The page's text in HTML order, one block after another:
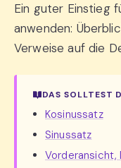
Ein guter Einstieg
anwenden:
Verweise auf die
DAS SOLLTEST
Kosinussatz
Sinussatz
Vorderansicht,